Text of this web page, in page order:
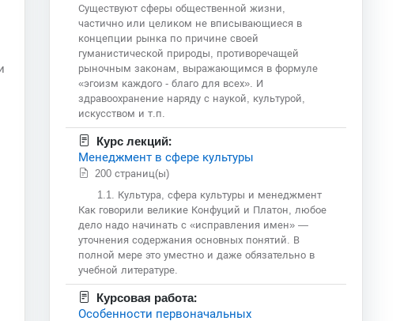
Существуют сферы общественной жизни,
частично или целиком не вписывающиеся в
концепции рынка по причине своей
гуманистической природы, противоречащей
рыночным законам, выражающимся в формуле
«эгоизм каждого - благо для всех». И
здравоохранение наряду с наукой, культурой,
искусством и т.п.
Курс лекций:
Менеджмент в сфере культуры
200 страниц(ы)
1.1. Культура, сфера культуры и менеджмент
Как говорили великие Конфуций и Платон, любое
дело надо начинать с «исправления имен» —
уточнения содержания основных понятий. В
полной мере это уместно и даже обязательно в
учебной литературе.
Курсовая работа:
Особенности первоначальных